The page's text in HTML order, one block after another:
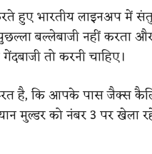
हुए भारतीय लाइनअप में
बल्लेबाजी नहीं करता
तो करनी चाहिए।
है, कि आपके पास जैक्स
मुल्डर को नंबर 3 पर खेला